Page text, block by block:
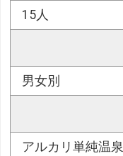
15人
男女別
アルカリ単純温泉